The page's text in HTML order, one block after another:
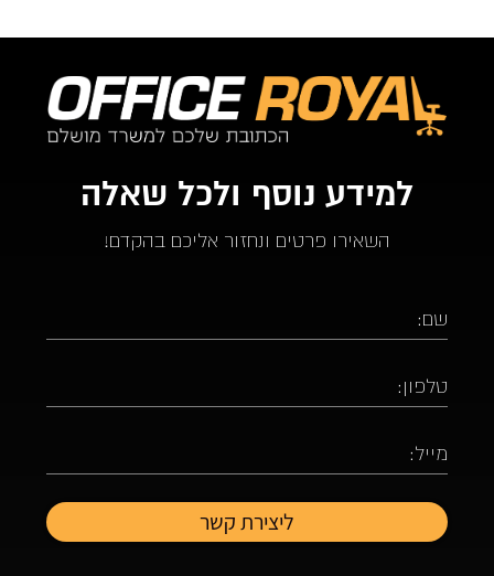
למידע נוסף ולכל שאלה
השאירו פרטים ונחזור אליכם בהקדם!